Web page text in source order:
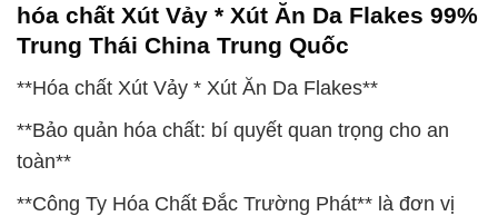
hóa chất Xút Vảy * Xút Ăn Da Flakes 99%
Trung Thái China Trung Quốc
**Hóa chất Xút Vảy * Xút Ăn Da Flakes**
**Bảo quản hóa chất: bí quyết quan trọng cho an
toàn**
**Công Ty Hóa Chất Đắc Trường Phát** là đơn vị